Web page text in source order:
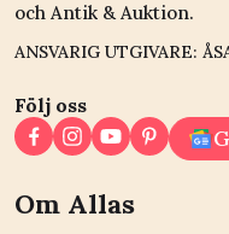
och Antik & Auktion.
ANSVARIG UTGIVARE:
Följ oss
Om Allas